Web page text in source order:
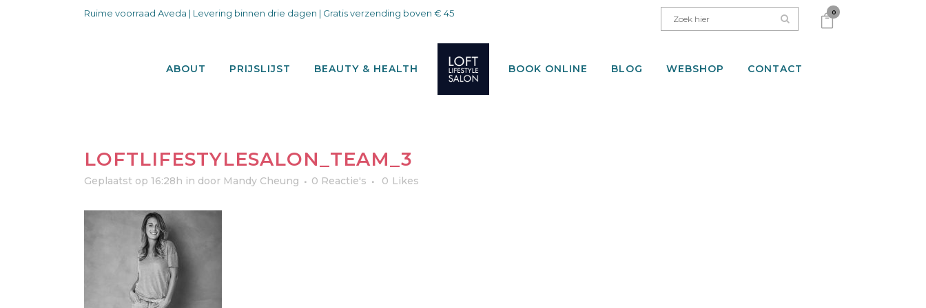
Ruime voorraad Aveda | Levering binnen drie dagen | Gratis verzending boven € 45 0
ABOUT PRIJSLIJST BEAUTY & HEALTH BOOK ONLINE BLOG WEBSHOP CONTACT
LOFTLIFESTYLESALON_TEAM_3
Geplaatst op 16:28h in door Mandy Cheung 0 Reactie's 0 Likes